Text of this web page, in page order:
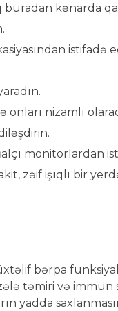
buradan kənarda
istifadə
onları nizamlı
monitorlardan
zəif işıqlı bir
bərpa
təmiri və immun
yadda